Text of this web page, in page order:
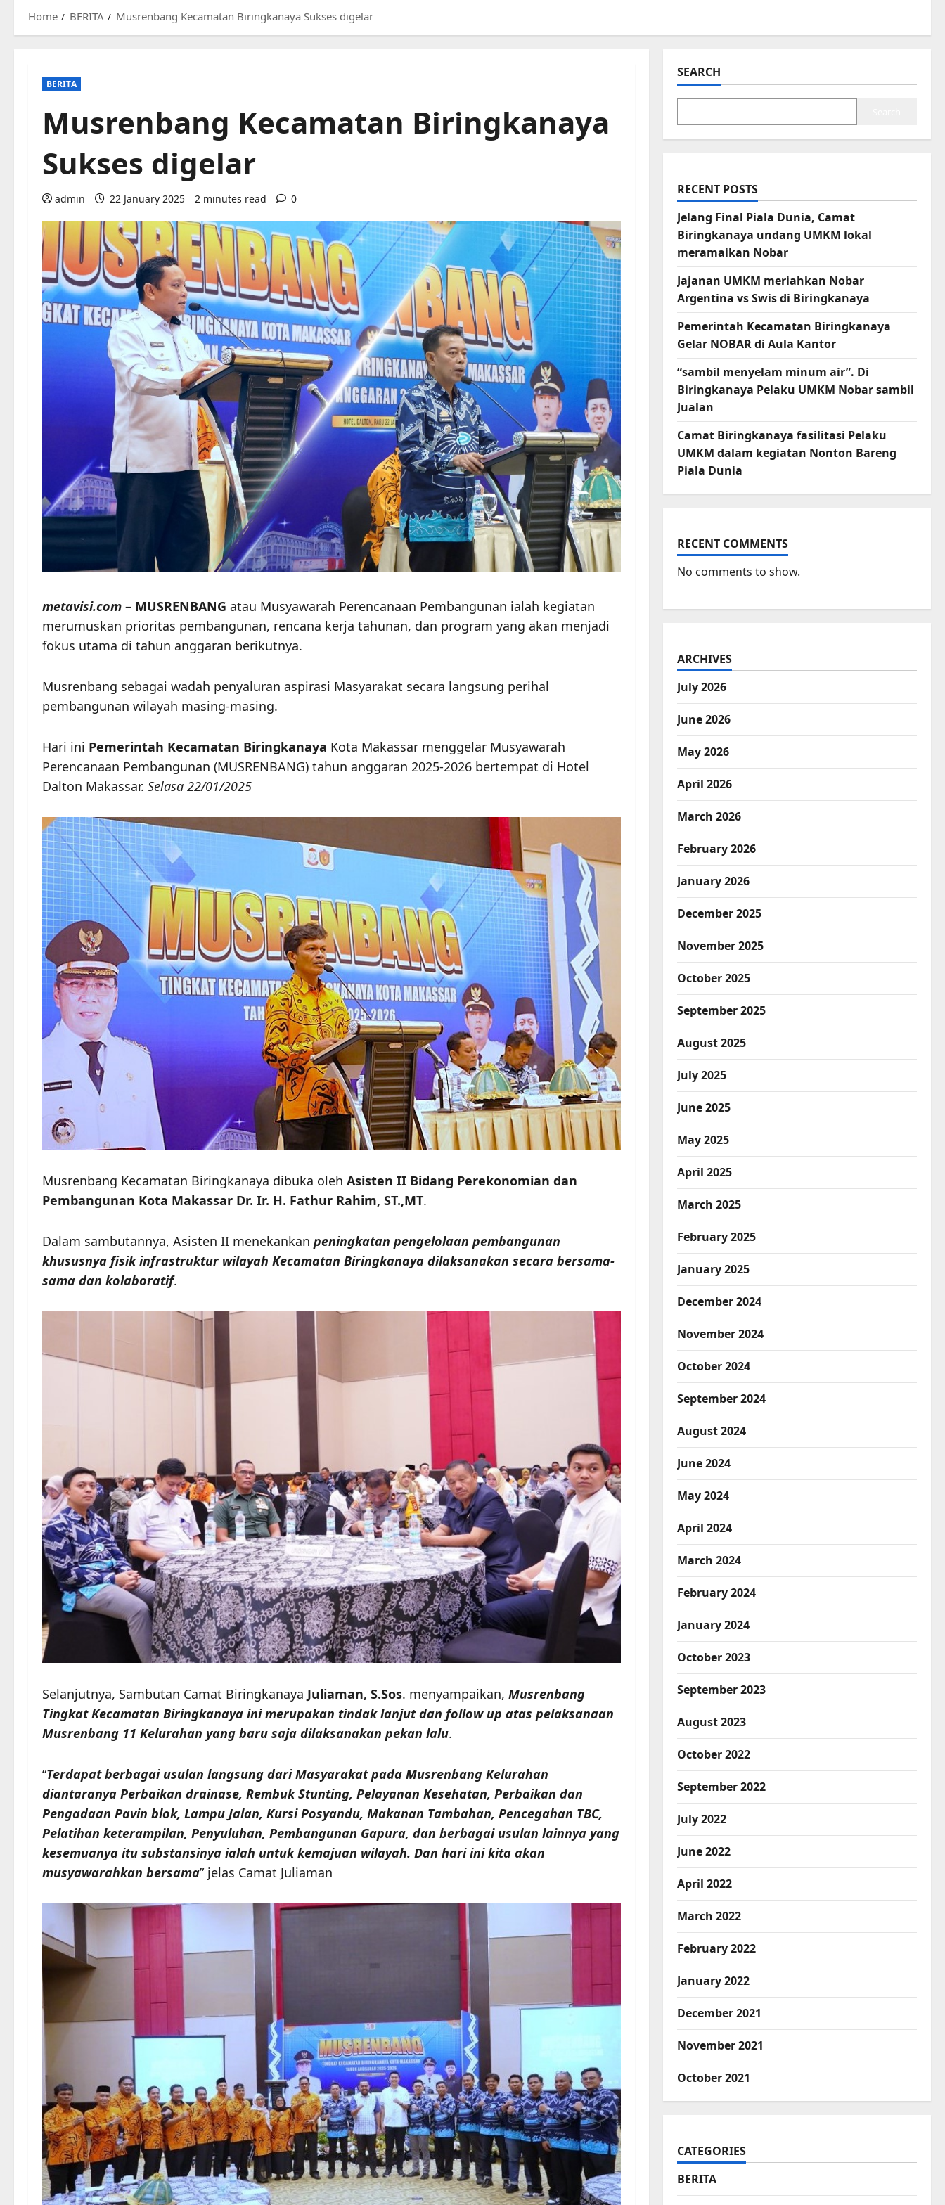
Home BERITA Musrenbang Kecamatan Biringkanaya Sukses digelar
BERITA
Musrenbang Kecamatan Biringkanaya
Sukses digelar
admin 22 January 2025 2 minutes read 0
metavisi.com – MUSRENBANG atau Musyawarah Perencanaan Pembangunan ialah kegiatan
merumuskan prioritas pembangunan, rencana kerja tahunan, dan program yang akan menjadi
fokus utama di tahun anggaran berikutnya.
Musrenbang sebagai wadah penyaluran aspirasi Masyarakat secara langsung perihal
pembangunan wilayah masing-masing.
Hari ini Pemerintah Kecamatan Biringkanaya Kota Makassar menggelar Musyawarah
Perencanaan Pembangunan (MUSRENBANG) tahun anggaran 2025-2026 bertempat di Hotel
Dalton Makassar. Selasa 22/01/2025
Musrenbang Kecamatan Biringkanaya dibuka oleh Asisten II Bidang Perekonomian dan
Pembangunan Kota Makassar Dr. Ir. H. Fathur Rahim, ST.,MT.
Dalam sambutannya, Asisten II menekankan peningkatan pengelolaan pembangunan
khususnya fisik infrastruktur wilayah Kecamatan Biringkanaya dilaksanakan secara bersama-
sama dan kolaboratif.
Selanjutnya, Sambutan Camat Biringkanaya Juliaman, S.Sos. menyampaikan, Musrenbang
Tingkat Kecamatan Biringkanaya ini merupakan tindak lanjut dan follow up atas pelaksanaan
Musrenbang 11 Kelurahan yang baru saja dilaksanakan pekan lalu.
“Terdapat berbagai usulan langsung dari Masyarakat pada Musrenbang Kelurahan
diantaranya Perbaikan drainase, Rembuk Stunting, Pelayanan Kesehatan, Perbaikan dan
Pengadaan Pavin blok, Lampu Jalan, Kursi Posyandu, Makanan Tambahan, Pencegahan TBC,
Pelatihan keterampilan, Penyuluhan, Pembangunan Gapura, dan berbagai usulan lainnya yang
kesemuanya itu substansinya ialah untuk kemajuan wilayah. Dan hari ini kita akan
musyawarahkan bersama” jelas Camat Juliaman
SEARCH
RECENT POSTS
Jelang Final Piala Dunia, Camat
Biringkanaya undang UMKM lokal
meramaikan Nobar
Jajanan UMKM meriahkan Nobar
Argentina vs Swis di Biringkanaya
Pemerintah Kecamatan Biringkanaya
Gelar NOBAR di Aula Kantor
“sambil menyelam minum air”. Di
Biringkanaya Pelaku UMKM Nobar sambil
Jualan
Camat Biringkanaya fasilitasi Pelaku
UMKM dalam kegiatan Nonton Bareng
Piala Dunia
RECENT COMMENTS
No comments to show.
ARCHIVES
July 2026
June 2026
May 2026
April 2026
March 2026
February 2026
January 2026
December 2025
November 2025
October 2025
September 2025
August 2025
July 2025
June 2025
May 2025
April 2025
March 2025
February 2025
January 2025
December 2024
November 2024
October 2024
September 2024
August 2024
June 2024
May 2024
April 2024
March 2024
February 2024
January 2024
October 2023
September 2023
August 2023
October 2022
September 2022
July 2022
June 2022
April 2022
March 2022
February 2022
January 2022
December 2021
November 2021
October 2021
CATEGORIES
BERITA